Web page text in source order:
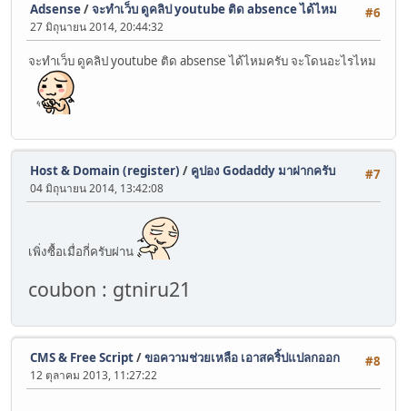
#6
Adsense/จะทำเว็บ ดูคลิป youtube ติด absence ได้ไหม
27 มิถุนายน 2014, 20:44:32
จะทำเว็บ ดูคลิป youtube ติด absense ได้ไหมครับ จะโดนอะไรไหม
#7
Host & Domain (register) / คูปอง Godaddy มาฝากครับ
04 มิถุนายน 2014, 13:42:08
เพิ่งซื้อเมื่อกี่ครับผ่าน
coubon : gtniru21
#8
CMS & Free Script/ขอความช่วยเหลือ เอาสคริ้ปแปลกออก
12 ตุลาคม 2013, 11:27:22